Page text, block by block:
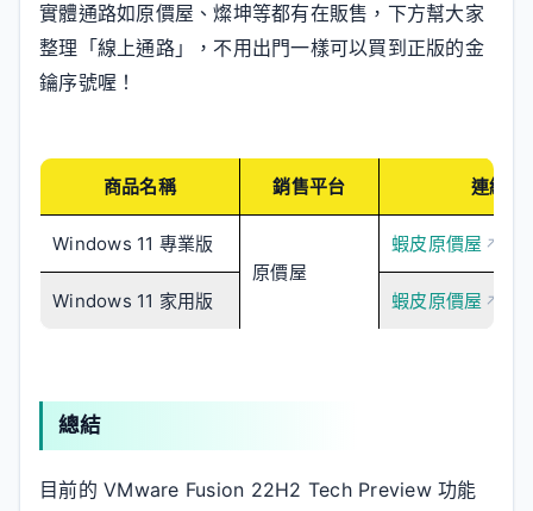
實體通路如原價屋、燦坤等都有在販售，下方幫大家
整理「線上通路」，不用出門一樣可以買到正版的金
鑰序號喔！
商品名稱 銷售平台 連結
Windows 11 專業版
原價屋
蝦皮原價屋
Windows 11 家用版 蝦皮原價屋
總結
目前的 VMware Fusion 22H2 Tech Preview 功能